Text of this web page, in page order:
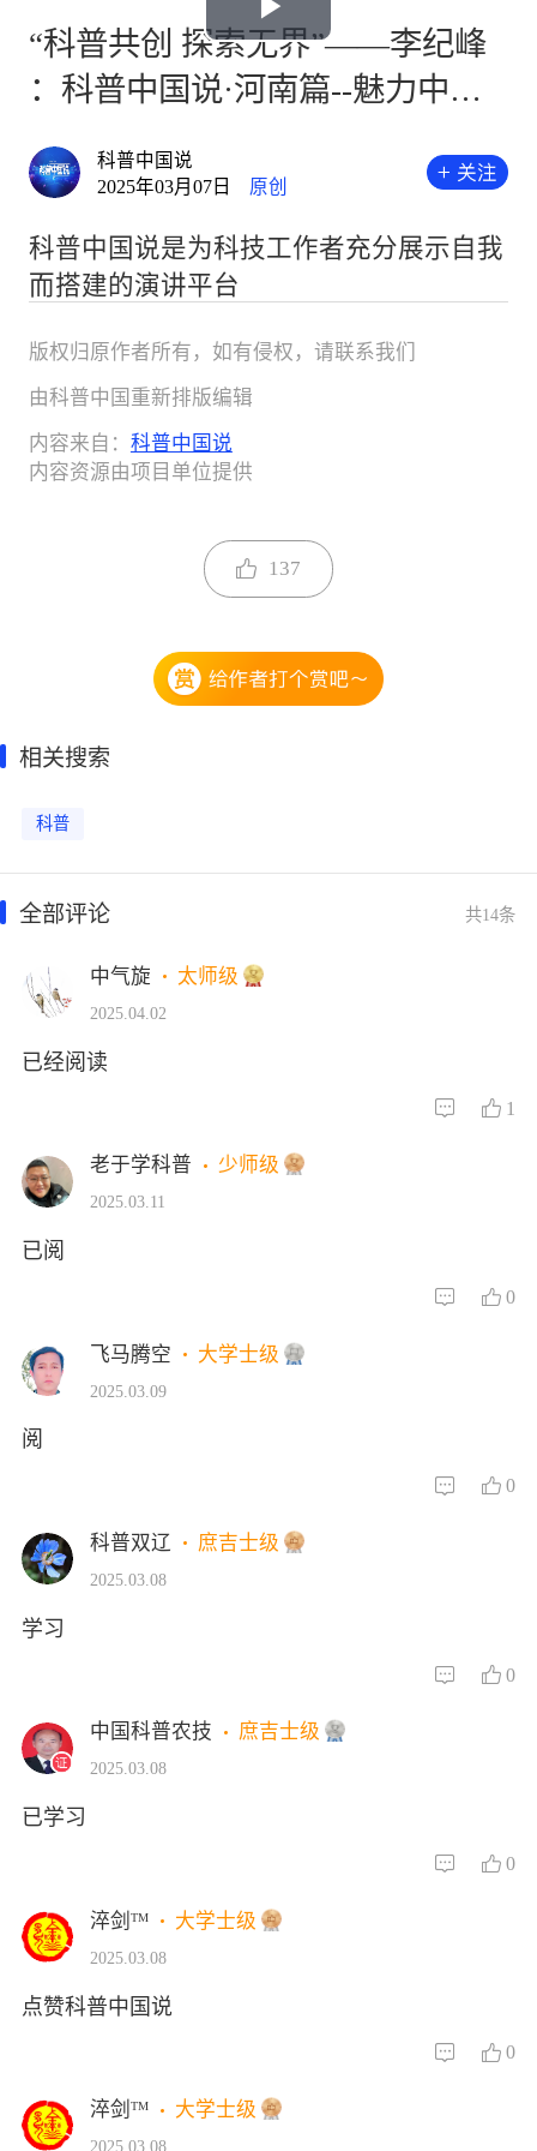
Play
Video
“科普共创 探索无界”——李纪峰
：科普中国说·河南篇--魅力中原
科普中国说
2025年03月07日
原创
科普中国说是为科技工作者充分展示自我
而搭建的演讲平台
版权归原作者所有，如有侵权，请联系我们
由科普中国重新排版编辑
内容来自： 科普中国说
内容资源由项目单位提供
137
相关搜索
科普
全部评论 共14条
中气旋 太师级
2025.04.02
已经阅读
1
老于学科普 少师级
2025.03.11
已阅
0
飞马腾空 大学士级
2025.03.09
阅
0
科普双辽 庶吉士级
2025.03.08
学习
0
中国科普农技 庶吉士级
2025.03.08
已学习
0
淬剑ᵀᴹ 大学士级
2025.03.08
点赞科普中国说
0
淬剑ᵀᴹ 大学士级
2025.03.08